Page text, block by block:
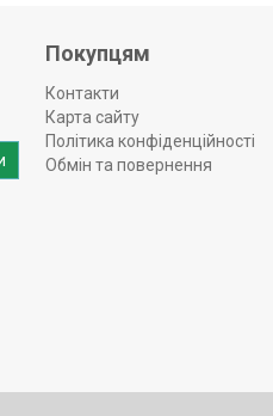
Покупцям
Контакти
Карта сайту
Політика конфіденційності
Обмін та повернення